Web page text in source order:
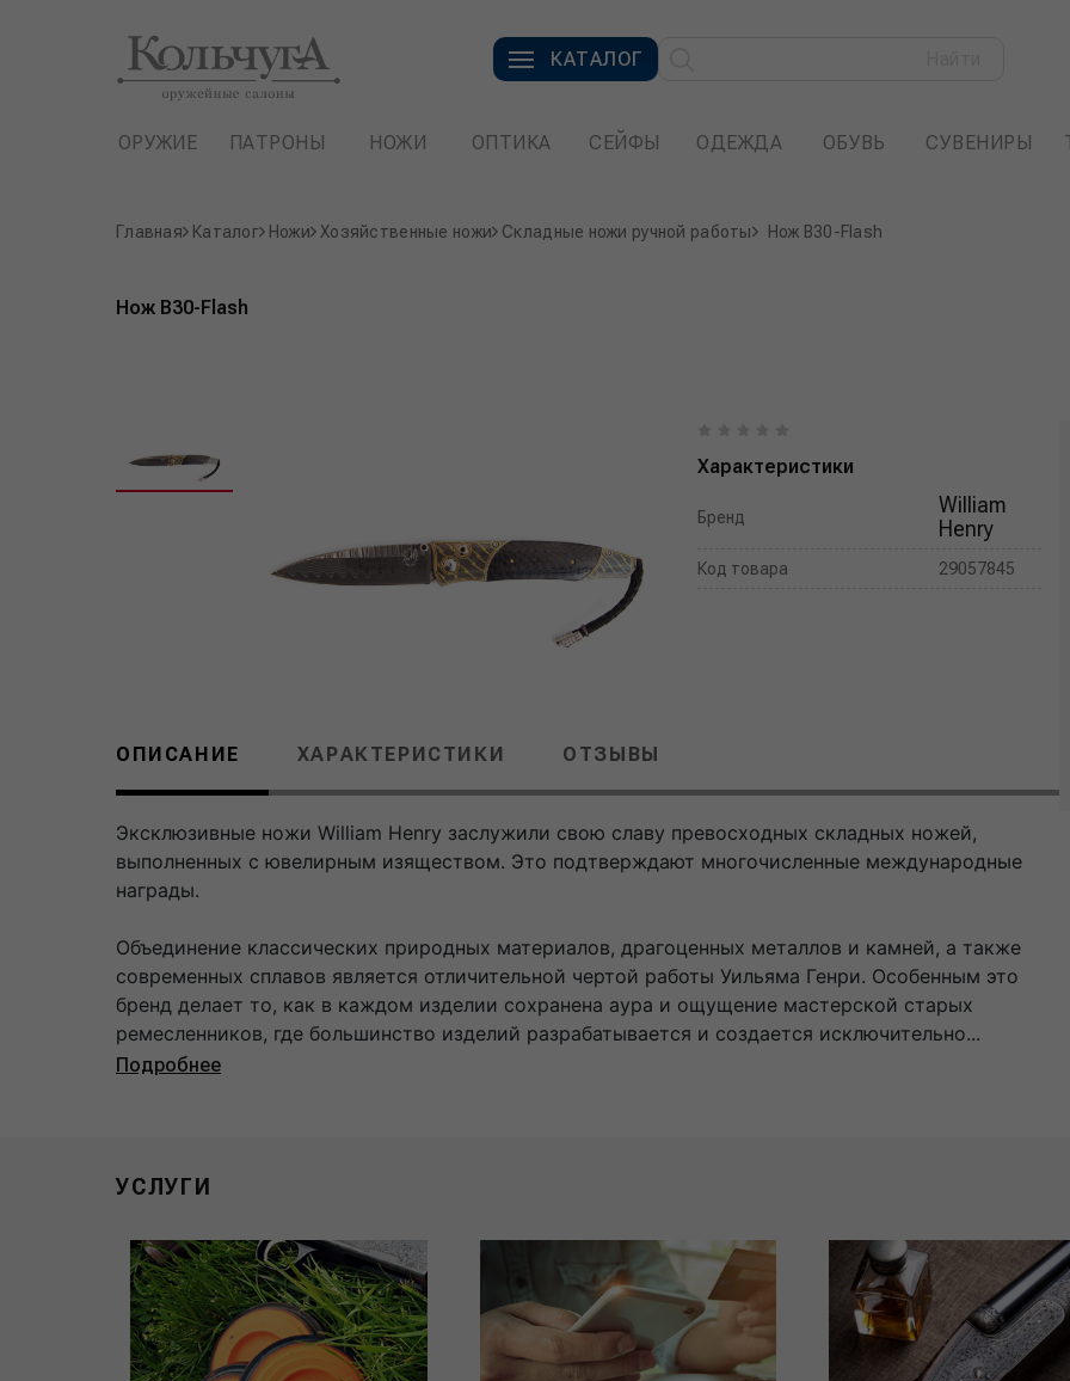
КАТАЛОГ
ОРУЖИЕ ПАТРОНЫ НОЖИ ОПТИКА СЕЙФЫ ОДЕЖДА ОБУВЬ СУВЕНИРЫ
Главная Каталог Ножи Хозяйственные ножи Складные ножи ручной работы Нож B30-Flash
Нож B30-Flash
Характеристики
Бренд
William
Henry
Код товара 29057845
ОПИСАНИЕ ХАРАКТЕРИСТИКИ ОТЗЫВЫ
Эксклюзивные ножи William Henry заслужили свою славу превосходных складных ножей,
выполненных с ювелирным изяществом. Это подтверждают многочисленные международные
награды.
Объединение классических природных материалов, драгоценных металлов и камней, а также
современных сплавов является отличительной чертой работы Уильяма Генри. Особенным это
бренд делает то, как в каждом изделии сохранена аура и ощущение мастерской старых
ремесленников, где большинство изделий разрабатывается и создается исключительно...
Подробнее
УСЛУГИ